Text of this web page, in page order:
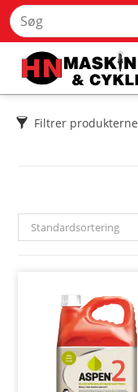
Filtrer produkterne
Standardsortering